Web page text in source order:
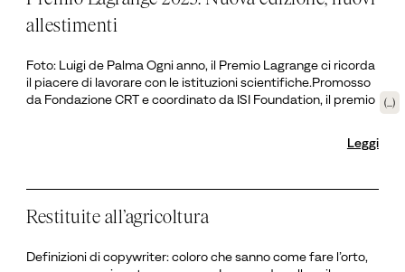
allestimenti
Foto: Luigi de Palma Ogni anno, il Premio Lagrange ci ricorda
il piacere di lavorare con le istituzioni scientifiche.Promosso
da Fondazione CRT e coordinato da ISI Foundation, il premio
(...)
Leggi
Restituite all’agricoltura
Definizioni di copywriter: coloro che sanno come fare l’orto,